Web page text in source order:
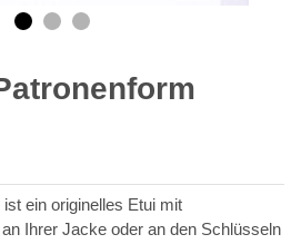
ein originelles Etui mit
Ihrer Jacke oder an den Schlüsseln